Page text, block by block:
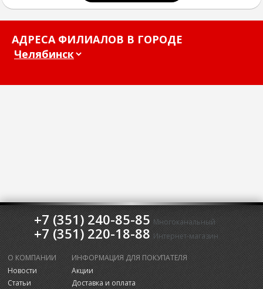
АДРЕСА ФИЛИАЛОВ В ГОРОДЕ
+7 (351) 240-85-85 Многоканальный
+7 (351) 220-18-88 Интернет-магазин
О КОМПАНИИ
Новости
Статьи
ИНФОРМАЦИЯ ДЛЯ ПОКУПАТЕЛЯ
Акции
Доставка и оплата